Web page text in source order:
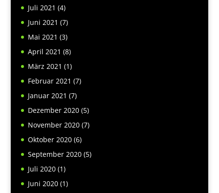
Juli 2021 (4)
Juni 2021 (7)
Mai 2021 (3)
April 2021 (8)
März 2021 (1)
Februar 2021 (7)
Januar 2021 (7)
Dezember 2020(5)
November 2020(7)
Oktober 2020(6)
September 2020(5)
Juli 2020(1)
Juni 2020(1)